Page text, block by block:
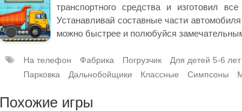
транспортного средства и изготовил
Устанавливай составные части
можно быстрее и полюбуйся
На телефон Фабрика Погрузчик Для детей 5-6 лет
Парковка
Дальнобойщики Классные Симпсоны
Похожие игры